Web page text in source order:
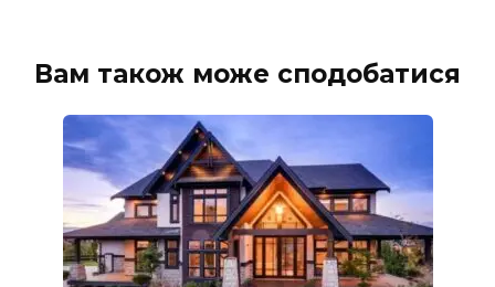
Вам також може сподобатися